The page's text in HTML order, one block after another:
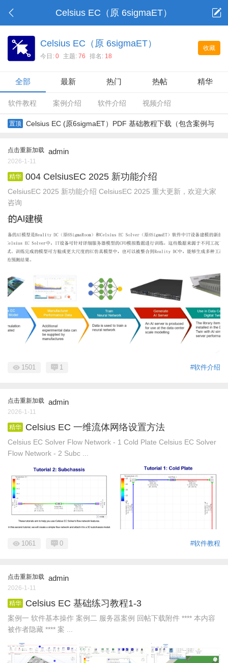
Celsius EC（原 6sigmaET）
收藏
Celsius EC（原 6sigmaET）
今日:0 主题:76 排名: 18
全部 最新 热门 热帖 精华
软件教程 案例介绍 软件介绍 视频介绍
置顶 Celsius EC (原6sigmaET）PDF 基础教程下载（包含案例与
点击重新加载 admin
2026-1-11
精华 004 CelsiusEC 2025 新功能介绍
CelsiusEC 2025 新功能介绍 CelsiusEC 2025 重大更新，欢迎大家
咨询
#软件介绍
1501 1
点击重新加载 admin
2026-1-11
精华 Celsius EC 一维流体网络设置方法
Celsius EC Solver Flow Network - 1 Cold Plate Celsius EC Solver
Flow Network - 2 Subc ...
#软件教程
1061 0
点击重新加载 admin
2026-1-11
精华 Celsius EC 基础练习教程1-3
案例一 软件基本操作 案例二 服务器案例 回帖下载附件 **** 本内容
被作者隐藏 **** 案 ...